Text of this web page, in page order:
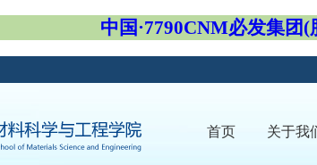
中国·7790CNM必发集团
首页 关于我